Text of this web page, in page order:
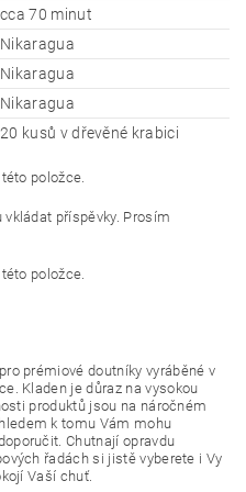
cca 70 minut
Nikaragua
Nikaragua
Nikaragua
20 kusů v dřevěné krabici
položce.
příspěvky. Prosím
položce.
prémiové doutníky vyráběné v
Kladen je důraz na vysokou
produktů jsou na náročném
k tomu Vám mohu
Chutnají opravdu
řadách si jistě vyberete i Vy
Vaší chuť.